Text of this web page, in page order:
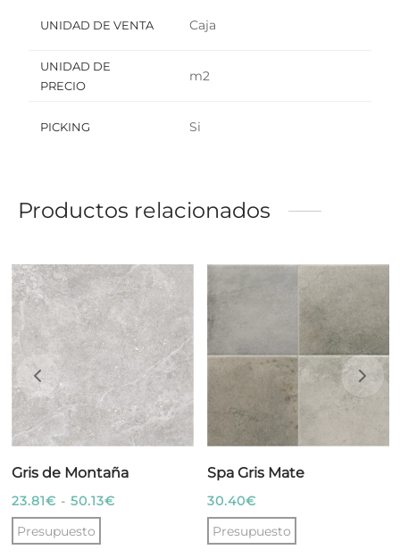
UNIDAD DE VENTA Caja
UNIDAD DE
PRECIO
m2
PICKING Si
Productos relacionados
Gris de Montaña
23.81€ - 50.13€Rango
Presupuesto
Spa Gris Mate
30.40€
Presupuesto